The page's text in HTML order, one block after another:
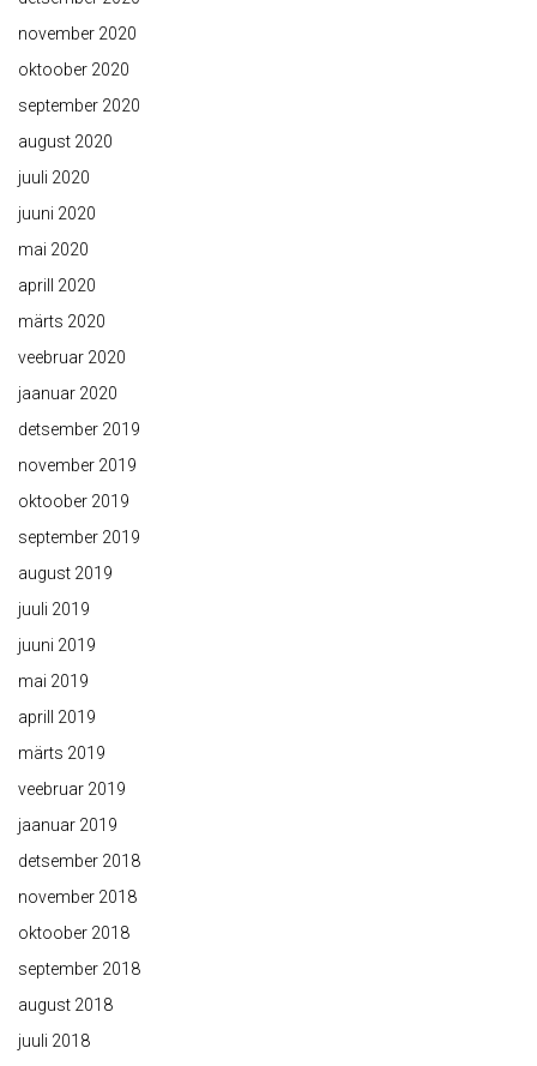
november 2020
oktoober 2020
september 2020
august 2020
juuli 2020
juuni 2020
mai 2020
aprill 2020
märts 2020
veebruar 2020
jaanuar 2020
detsember 2019
november 2019
oktoober 2019
september 2019
august 2019
juuli 2019
juuni 2019
mai 2019
aprill 2019
märts 2019
veebruar 2019
jaanuar 2019
detsember 2018
november 2018
oktoober 2018
september 2018
august 2018
juuli 2018